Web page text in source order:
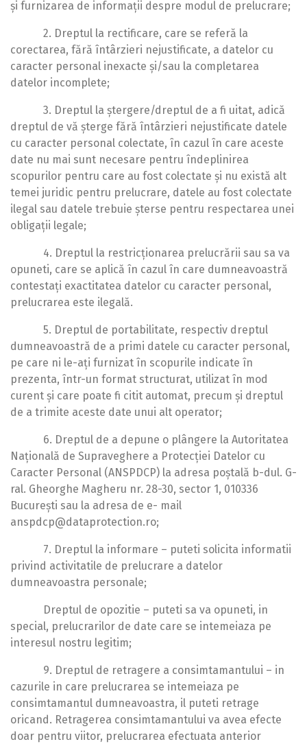
și furnizarea de informații despre modul de prelucrare;
2. Dreptul la rectificare, care se referă la
corectarea, fără întârzieri nejustificate, a datelor cu
caracter personal inexacte și/sau la completarea
datelor incomplete;
3. Dreptul la ștergere/dreptul de a fi uitat, adică
dreptul de vă șterge fără întârzieri nejustificate datele
cu caracter personal colectate, în cazul în care aceste
date nu mai sunt necesare pentru îndeplinirea
scopurilor pentru care au fost colectate și nu există alt
temei juridic pentru prelucrare, datele au fost colectate
ilegal sau datele trebuie șterse pentru respectarea unei
obligații legale;
4. Dreptul la restricționarea prelucrării sau sa va
opuneti, care se aplică în cazul în care dumneavoastră
contestați exactitatea datelor cu caracter personal,
prelucrarea este ilegală.
5. Dreptul de portabilitate, respectiv dreptul
dumneavoastră de a primi datele cu caracter personal,
pe care ni le-ați furnizat în scopurile indicate în
prezenta, într-un format structurat, utilizat în mod
curent și care poate fi citit automat, precum și dreptul
de a trimite aceste date unui alt operator;
6. Dreptul de a depune o plângere la Autoritatea
Națională de Supraveghere a Protecției Datelor cu
Caracter Personal (ANSPDCP) la adresa poștală b-dul. G-
ral. Gheorghe Magheru nr. 28-30, sector 1, 010336
București sau la adresa de e- mail
anspdcp@dataprotection.ro;
7. Dreptul la informare – puteti solicita informatii
privind activitatile de prelucrare a datelor
dumneavoastra personale;
Dreptul de opozitie – puteti sa va opuneti, in
special, prelucrarilor de date care se intemeiaza pe
interesul nostru legitim;
9. Dreptul de retragere a consimtamantului – in
cazurile in care prelucrarea se intemeiaza pe
consimtamantul dumneavoastra, il puteti retrage
oricand. Retragerea consimtamantului va avea efecte
doar pentru viitor, prelucrarea efectuata anterior